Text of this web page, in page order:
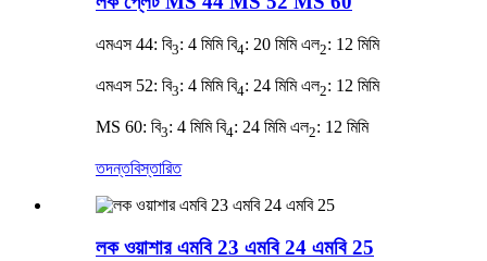
এমএস 44: বি3: 4 মিমি বি4: 20 মিমি এল2: 12 মিমি
এমএস 52: বি3: 4 মিমি বি4: 24 মিমি এল2: 12 মিমি
MS 60: বি3: 4 মিমি বি4: 24 মিমি এল2: 12 মিমি
তদন্তবিস্তারিত
লক ওয়াশার এমবি 23 এমবি 24 এমবি 25